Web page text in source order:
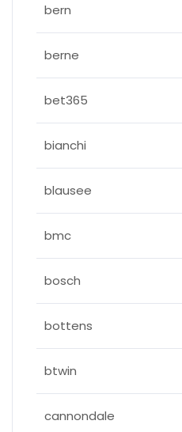
bern
berne
bet365
bianchi
blausee
bmc
bosch
bottens
btwin
cannondale